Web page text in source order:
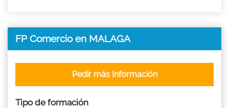
FP Comercio en MALAGA
Tipo de formación
Pedir más Información